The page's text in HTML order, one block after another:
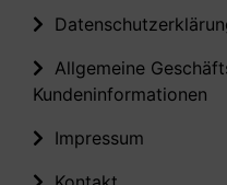
Allgemeine
Kundeninformationen
Impressum